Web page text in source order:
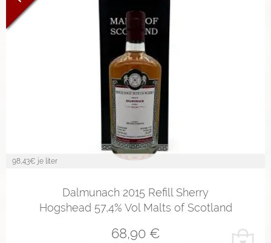
98,43€ je liter
Dalmunach 2015 Refill Sherry
Hogshead 57,4% Vol Malts of Scotland
68,90€